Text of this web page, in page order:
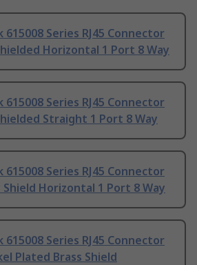
Series RJ45 Connector
Horizontal 1 Port 8 Way
Series RJ45 Connector
Straight 1 Port 8 Way
Series RJ45 Connector
Shield Horizontal 1 Port 8 Way
Series RJ45 Connector
Plated Brass Shield